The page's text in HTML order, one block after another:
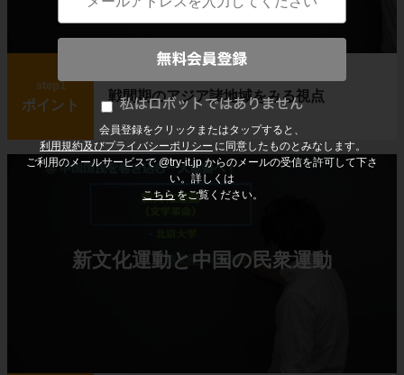
会員登録をクリックまたはタップすると、
利用規約及びプライバシーポリシー に同意したものとみなします。
ご利用のメールサービスで @try-it.jp からのメールの受信を許可して下さ
い。詳しくは
こちら をご覧ください。
step1
ポイント
戦間期のアジア諸地域をみる視点
新文化運動と中国の民衆運動